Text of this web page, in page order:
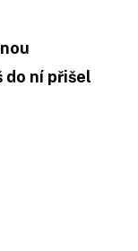
do ní přišel